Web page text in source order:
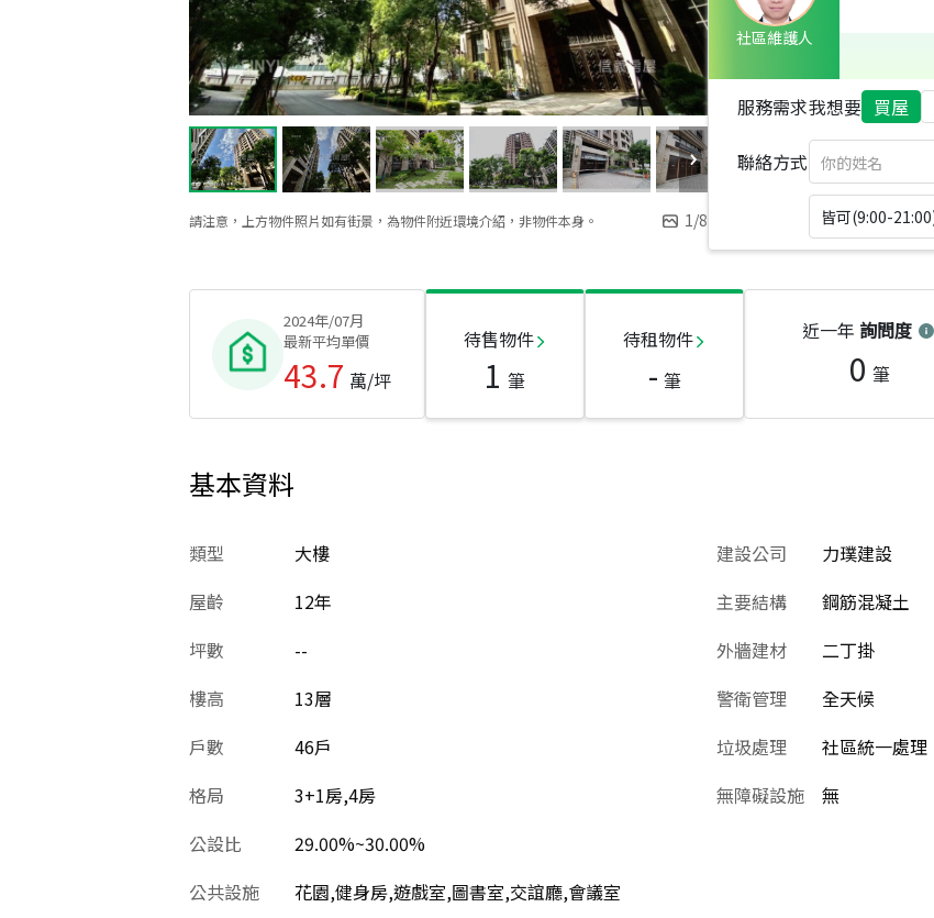
請注意，上方物件照片如有街景，為物件附近環境介紹，非物件本身。 1/8
社區維護人
2026年第1季度服務品質獎 2025年1月區業績TOP3 2025年5月龍虎榜 2024年1月龍虎榜
服務需求我想要 買屋
聯絡方式
皆可(9:00-
2024年/07月
最新平均單價
43.7 萬/坪
待售物件
1 筆
待租物件
- 筆
近一年 詢問度
0 筆
基本資料
類型
大樓
屋齡
12年
坪數
--
樓高
13層
戶數
46戶
格局
3+1房,4房
公設比
29.00%~30.00%
建設公司
力璞建設
主要結構
鋼筋混凝土
外牆建材
二丁掛
警衛管理
全天候
垃圾處理
社區統一處
無障礙設施
無
公共設施 花園,健身房,遊戲室,圖書室,交誼廳,會議室